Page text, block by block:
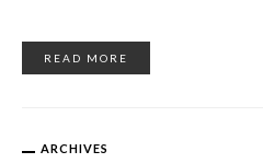
READ MORE
ARCHIVES